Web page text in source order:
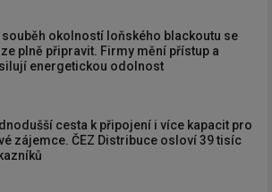
souběh okolností loňského blackoutu se
plně připravit. Firmy mění přístup a
energetickou odolnost
cesta k připojení i více kapacit pro
zájemce. ČEZ Distribuce osloví 39 tisíc